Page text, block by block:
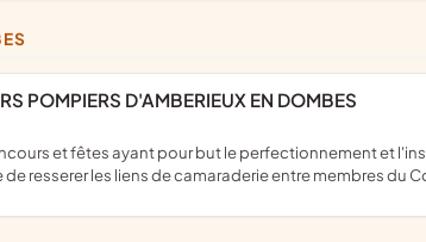
POMPIERS D'AMBERIEUX EN DOMBES
resserer les liens de camaraderie entre membres du